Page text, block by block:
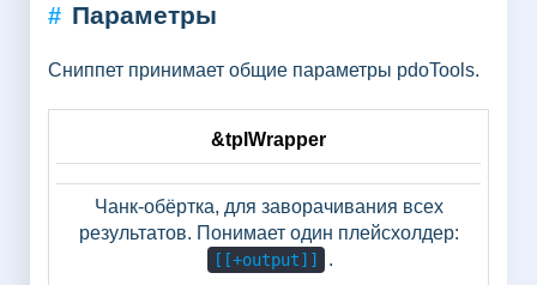
# Параметры
Сниппет принимает общие параметры pdoTools.
По умолчанию
&tplWrapper
Чанк-обёртка, для заворачивания всех
результатов. Понимает один плейсхолдер:
[[+output]] .